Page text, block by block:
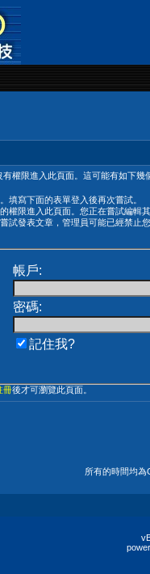
有權限進入此頁面。這可能有如下幾
填寫下面的表單登入後再次嘗試。
權限進入此頁面。您正在嘗試編輯
試發表文章，管理員可能已經禁止
帳戶:
密碼:
記住我?
冊後才可瀏覽此頁面。
所有的時間均為